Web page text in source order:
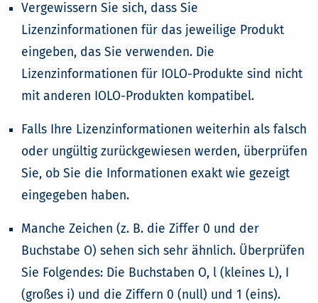
Vergewissern Sie sich, dass Sie
Lizenzinformationen für das jeweilige Produkt
eingeben, das Sie verwenden. Die
Lizenzinformationen für IOLO-Produkte sind nicht
mit anderen IOLO-Produkten kompatibel.
Falls Ihre Lizenzinformationen weiterhin als falsch
oder ungültig zurückgewiesen werden, überprüfen
Sie, ob Sie die Informationen exakt wie gezeigt
eingegeben haben.
Manche Zeichen (z. B. die Ziffer 0 und der
Buchstabe O) sehen sich sehr ähnlich. Überprüfen
Sie Folgendes: Die Buchstaben O, l (kleines L), I
(großes i) und die Ziffern 0 (null) und 1 (eins).